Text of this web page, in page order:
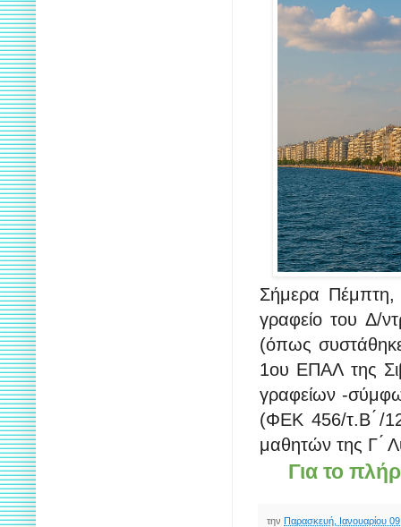
Σήμερα Πέμπτη,
γραφείο του Δ/
(όπως
1ου ΕΠΑΛ της
γραφείων -
(ΦΕΚ 456/τ.Β ́/12-
μαθητών της Γ
Για το
την Παρασκευή, Ιανουαρίου